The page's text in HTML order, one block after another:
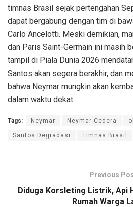
timnas Brasil sejak pertengahan
dapat bergabung dengan tim di
Carlo Ancelotti. Meski demikian,
dan Paris Saint-Germain ini masih
tampil di Piala Dunia 2026
Santos akan segera berakhir, dan
bahwa Neymar mungkin akan
dalam waktu dekat.
Tags: Neymar Neymar Cedera
Santos Degradasi Timnas Brasil
Previous
Diduga Korsleting Listrik, Api
Rumah Warga